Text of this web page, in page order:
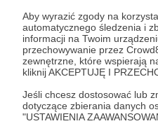
Aby wyrazić zgody na
automatycznego śledzenia i
informacji na Twoim
przechowywanie przez
zewnętrzne, które wspierają
kliknij AKCEPTUJĘ I
Jeśli chcesz dostosować lub
dotyczące zbierania danych
"USTAWIENIA